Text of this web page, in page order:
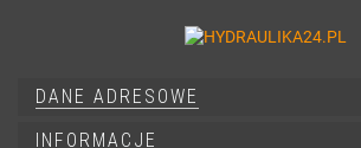
DANE ADRESOWE
INFORMACJE